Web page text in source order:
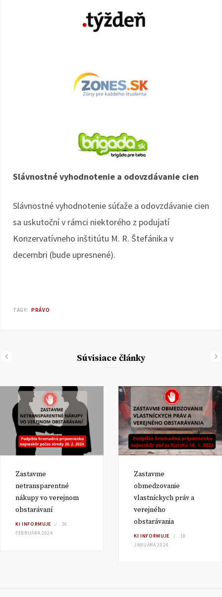
Slávnostné vyhodnotenie a odovzdávanie cien
Slávnostné vyhodnotenie súťaže a odovzdávanie cien
sa uskutoční v rámci niektorého z podujatí
Konzervatívneho inštitútu M. R. Štefánika v
decembri (bude upresnené).
TAGY: PRÁVO
Súvisiace články
Zastavme
netransparentné
nákupy vo verejnom
obstarávaní
KI INFORMUJE
26.
FEBRUÁRA 2024
Zastavme
obmedzovanie
vlastníckych práv a
verejného
obstarávania
KI INFORMUJE
18.
JANUÁRA 2024